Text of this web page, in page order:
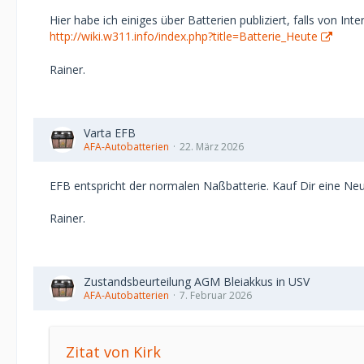
Hier habe ich einiges über Batterien publiziert, falls von
http://wiki.w311.info/index.php?title=Batterie_Heute
Rainer.
Varta EFB
AFA-Autobatterien 22. März 2026
EFB entspricht der normalen Naßbatterie. Kauf Dir eine
Rainer.
Zustandsbeurteilung AGM Bleiakkus in USV
AFA-Autobatterien 7. Februar 2026
Zitat von Kirk